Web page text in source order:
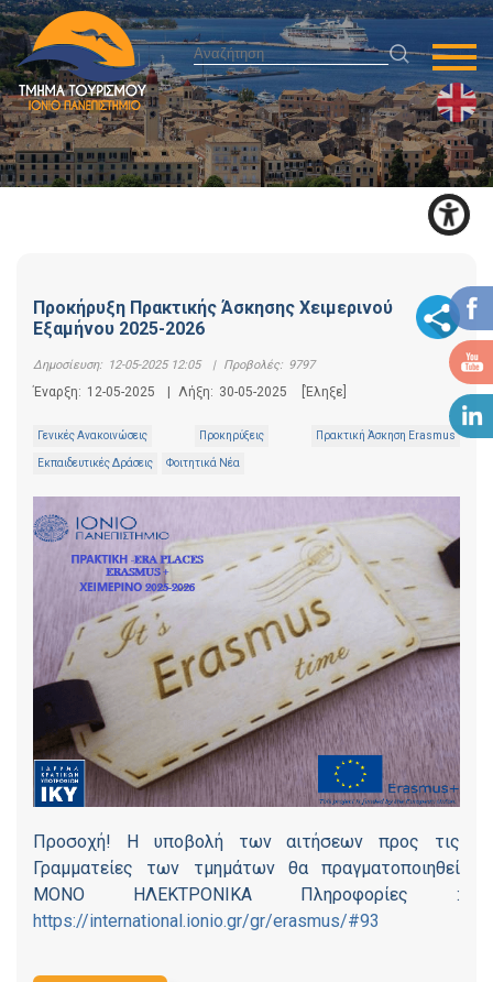
Προκήρυξη Πρακτικής Άσκησης Χειμερινού
Εξαμήνου 2025-2026
Δημοσίευση: 12-05-2025 12:05 | Προβολές: 9797
Έναρξη: 12-05-2025 Λήξη: 30-05-2025 [Έληξε]
Γενικές Ανακοινώσεις Προκηρύξεις Πρακτική Άσκηση Erasmus
Εκπαιδευτικές Δράσεις Φοιτητικά Νέα
Προσοχή! Η υποβολή των αιτήσεων προς τις
Γραμματείες των τμημάτων θα πραγματοποιηθεί
ΜΟΝΟ ΗΛΕΚΤΡΟΝΙΚΑ Πληροφορίες :
https://international.ionio.gr/gr/erasmus/#93